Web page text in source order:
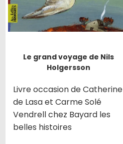
Le grand voyage de Nils
Holgersson
Livre occasion de Catherine
de Lasa et Carme Solé
Vendrell chez Bayard les
belles histoires